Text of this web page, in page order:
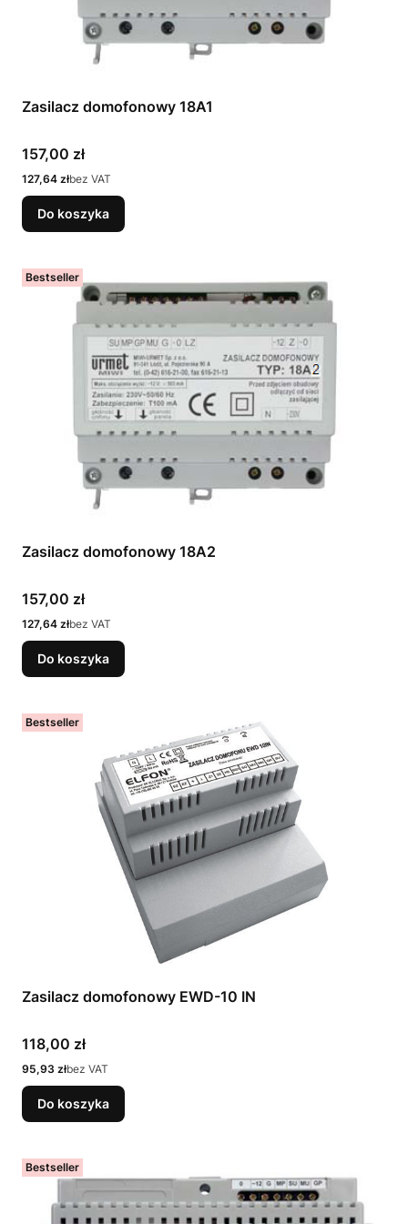
Zasilacz domofonowy 18A1
Cena
157,00 zł
Cena
127,64 złbez VAT
Do koszyka
Bestseller
Zasilacz domofonowy 18A2
Cena
157,00 zł
Cena
127,64 złbez VAT
Do koszyka
Bestseller
Zasilacz domofonowy EWD-10 IN
Cena
118,00 zł
Cena
95,93 złbez VAT
Do koszyka
Bestseller